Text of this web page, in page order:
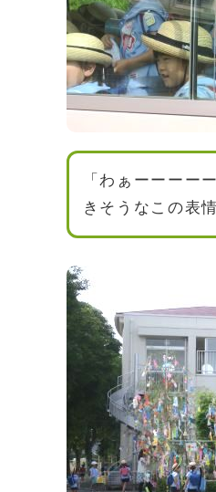
「わぁーーーー
きそうなこの表情